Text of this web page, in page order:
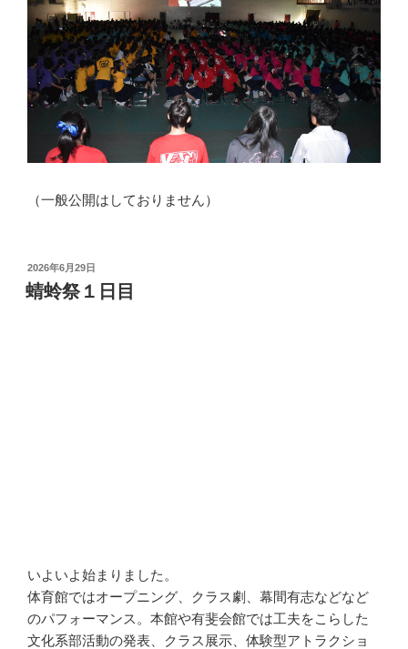
（一般公開はしておりません）
投
稿
日:
2026年6月29日
蜻蛉祭１日目
いよいよ始まりました。
体育館ではオープニング、クラス劇、幕間有志などなど
のパフォーマンス。本館や有斐会館では工夫をこらした
文化系部活動の発表、クラス展示、体験型アトラクショ